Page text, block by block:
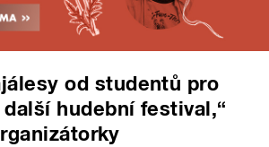
od studentů pro
hudební festival,“